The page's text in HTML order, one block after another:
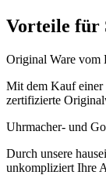
Vorteile für
Original Ware vom
Mit dem Kauf einer
zertifizierte
Uhrmacher- und
Durch unsere
unkompliziert Ihre